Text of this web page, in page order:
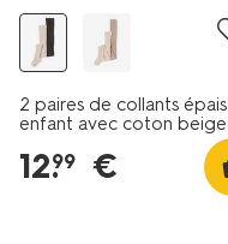
2 paires de collants épais
enfant avec coton beige
12.
99 €